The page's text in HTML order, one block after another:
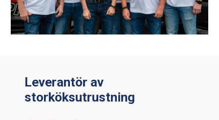
Leverantör av
storköksutrustning